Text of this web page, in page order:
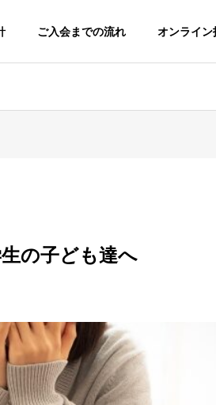
ご入会までの流れ オンライン
の子ども達へ